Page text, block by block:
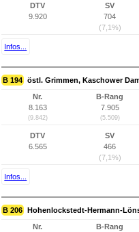
DTV
9.920
SV
704
(7,1%)
Infos...
B 194 östl. Grimmen, Kaschower
Nr.
8.163
(9.842)
B-Rang
7.905
(5.509)
DTV
6.565
SV
466
(7,1%)
Infos...
B 206 Hohenlockstedt-Hermann-
Nr.
B-Rang